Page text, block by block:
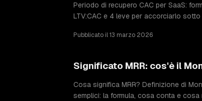
Periodo di recupero CAC per SaaS:
LTV:CAC e 4 leve per accorciarlo
Pubblicato il 13 marzo 2026
Significato MRR: cos'è il
Cosa significa MRR? Definizione di
semplici: la formula, cosa conta e